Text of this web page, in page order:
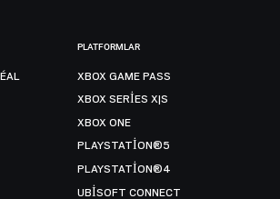
PLATFORMLAR
XBOX GAME PASS
XBOX SERIES X|S
XBOX ONE
PLAYSTATION®5
PLAYSTATION®4
UBISOFT CONNECT